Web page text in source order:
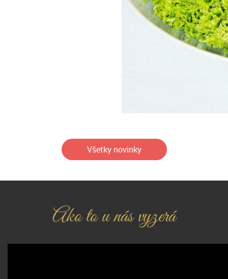
Všetky novinky
Ako to u nás vyzerá